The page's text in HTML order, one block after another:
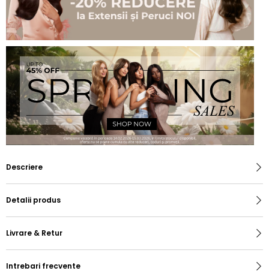
Descriere
Detalii produs
Livrare & Retur
Intrebari frecvente